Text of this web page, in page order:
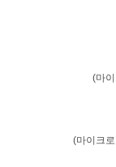
(마
(마이크